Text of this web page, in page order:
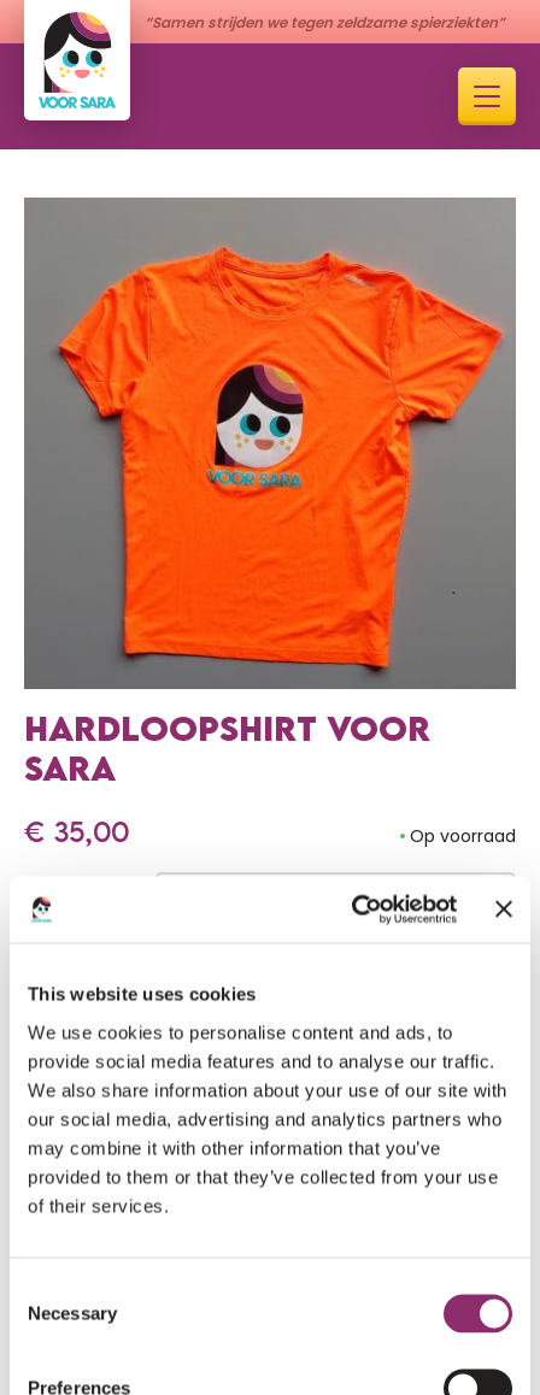
This website uses cookies
We use cookies to personalise content and ads, to
provide social media features and to analyse our traffic.
We also share information about your use of our site with
our social media, advertising and analytics partners who
may combine it with other information that you’ve
provided to them or that they’ve collected from your use
of their services.
Selection
Necessary
Preferences
“Samen strijden we tegen zeldzame spierziekten”
HARDLOOPSHIRT VOOR
SARA
€ 35,00 Op voorraad
Geslacht
TOEVOEGEN AAN WINKELWAGEN
Ga je een marathon lopen of zoek je gewoon nog een tof
hardloopshirt – verkrijgbaar in 5 kleuren – heeft al vele